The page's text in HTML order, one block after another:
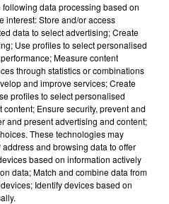
: UN HOMME
À TROIS MOIS DE
SURSIS...
: un homme condamné à trois
avec sursis pour un salut
following data processing based on
interest: Store and/or access
data to select advertising; Create
Use profiles to select personalised
Measure content
through statistics or combinations
and improve services; Create
profiles to select personalised
Ensure security, prevent and
and present advertising and content;
These technologies may
and browsing data to offer
based on information actively
data; Match and combine data from
Identify devices based on